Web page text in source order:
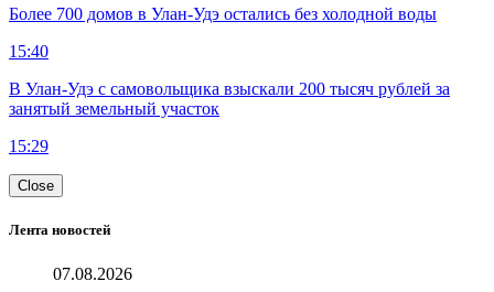
Более 700 домов в Улан-Удэ остались без холодной воды
15:40
В Улан-Удэ с самовольщика взыскали 200 тысяч рублей за
занятый земельный участок
15:29
Close
Лента новостей
07.08.2026